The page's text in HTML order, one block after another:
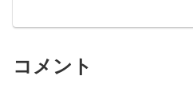
コメント